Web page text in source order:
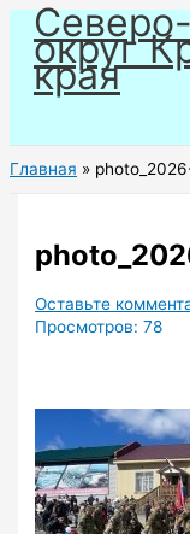
Перейти
содержимому
округ
края
Главная
Оставьте
Просмотров: 78